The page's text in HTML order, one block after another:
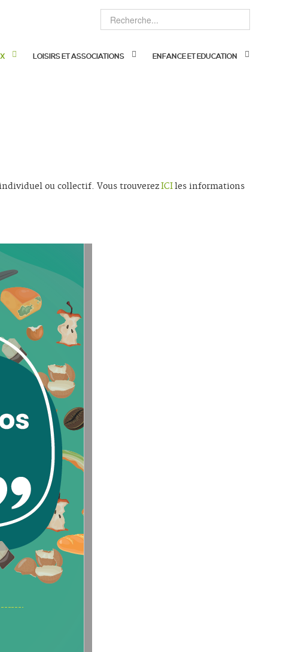
LOISIRS ET ASSOCIATIONS ENFANCE ET EDUCATION
ou collectif. Vous trouverezICIles informations